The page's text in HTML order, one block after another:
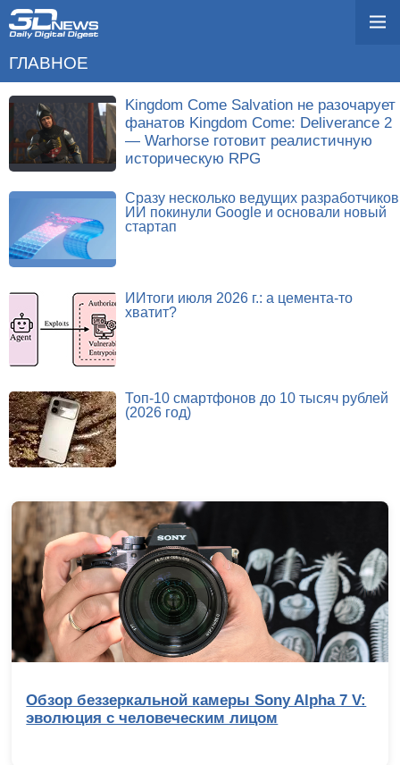
ГЛАВНОЕ
Kingdom Come Salvation не разочарует
фанатов Kingdom Come: Deliverance 2
— Warhorse готовит реалистичную
историческую RPG
Сразу несколько ведущих разработчиков
ИИ покинули Google и основали новый
стартап
ИИтоги июля 2026 г.: а цемента-то
хватит?
Топ-10 смартфонов до 10 тысяч рублей
(2026 год)
Обзор беззеркальной камеры Sony Alpha 7 V:
эволюция с человеческим лицом